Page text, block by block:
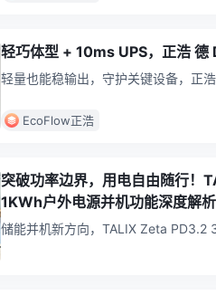
轻巧体型 + 10ms UPS，正浩
轻量也能稳输出，守护关键设备，正
EcoFlow正浩
突破功率边界，用电自由随行
1KWh户外电源并机功能深度解析
储能并机新方向，TALIX Zeta PD3.2